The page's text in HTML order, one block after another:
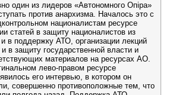
один из лидеров «Автономного Опiра»
против анархизма. Началось это с
националистам ресурсе
статей в защиту националистов из
в поддержку АТО, организации лекций
в защиту государственной власти и
материалов на ресурсах АО.
лево-правом ресурсе
его интервью, в котором он
совершенно противоположные тем, что